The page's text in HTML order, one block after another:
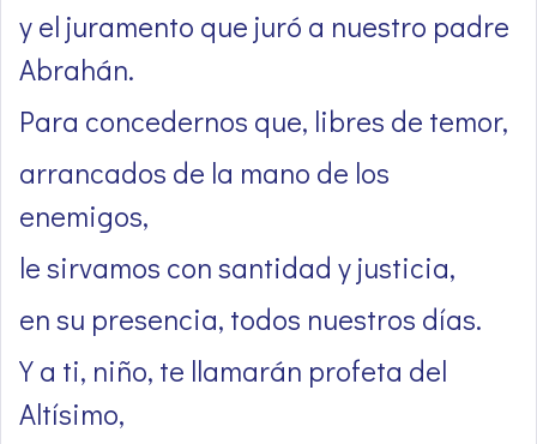
y el juramento que juró a nuestro padre
Abrahán.
Para concedernos que, libres de temor,
arrancados de la mano de los
enemigos,
le sirvamos con santidad y justicia,
en su presencia, todos nuestros días.
Y a ti, niño, te llamarán profeta del
Altísimo,